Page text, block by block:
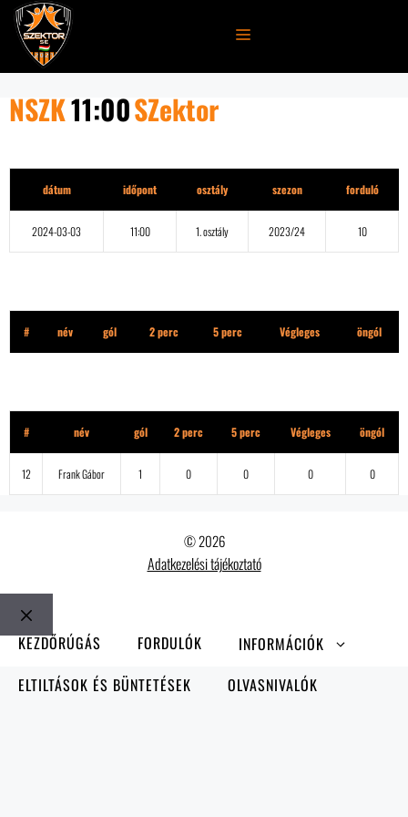
Kilépés
tartalomba
MENÜ
NSZK11:00SZektor
dátum időpont osztály szezon forduló
2024-03-03 11:00 1. osztály 2023/24 10
# név gól 2 perc 5 perc Végleges öngól
# név gól 2 perc 5 perc Végleges öngól
12 Frank Gábor 1 0 0 0 0
© 2026
Adatkezelési tájékoztató
Bezár
KEZDŐRÚGÁS FORDULÓK
INFORMÁCIÓK
ELTILTÁSOK ÉS BÜNTETÉSEK
OLVASNIVALÓK